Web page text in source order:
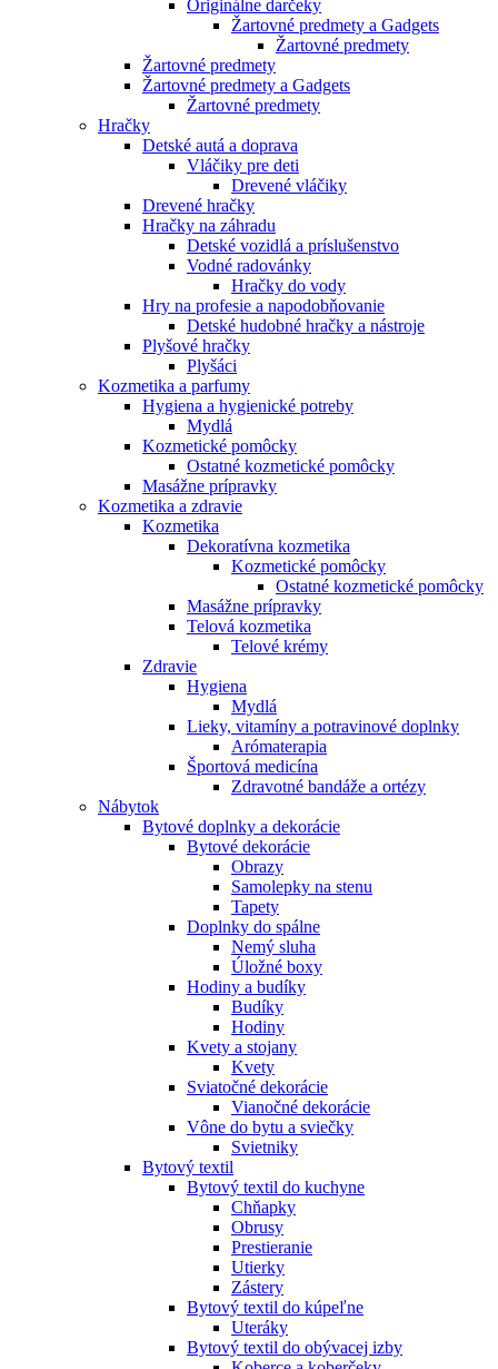
Originálne darčeky
Žartovné predmety a Gadgets
Žartovné predmety
Žartovné predmety
Žartovné predmety a Gadgets
Žartovné predmety
Hračky
Detské autá a doprava
Vláčiky pre deti
Drevené vláčiky
Drevené hračky
Hračky na záhradu
Detské vozidlá a príslušenstvo
Vodné radovánky
Hračky do vody
Hry na profesie a napodobňovanie
Detské hudobné hračky a nástroje
Plyšové hračky
Plyšáci
Kozmetika a parfumy
Hygiena a hygienické potreby
Mydlá
Kozmetické pomôcky
Ostatné kozmetické pomôcky
Masážne prípravky
Kozmetika a zdravie
Kozmetika
Dekoratívna kozmetika
Kozmetické pomôcky
Ostatné kozmetické pomôcky
Masážne prípravky
Telová kozmetika
Telové krémy
Zdravie
Hygiena
Mydlá
Lieky, vitamíny a potravinové doplnky
Arómaterapia
Športová medicína
Zdravotné bandáže a ortézy
Nábytok
Bytové doplnky a dekorácie
Bytové dekorácie
Obrazy
Samolepky na stenu
Tapety
Doplnky do spálne
Nemý sluha
Úložné boxy
Hodiny a budíky
Budíky
Hodiny
Kvety a stojany
Kvety
Sviatočné dekorácie
Vianočné dekorácie
Vône do bytu a sviečky
Svietniky
Bytový textil
Bytový textil do kuchyne
Chňapky
Obrusy
Prestieranie
Utierky
Zástery
Bytový textil do kúpeľne
Uteráky
Bytový textil do obývacej izby